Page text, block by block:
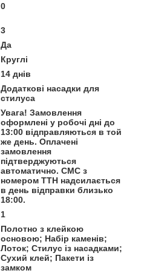
0
3
Да
Круглі
14 днів
Додаткові насадки для
стилуса
Увага! Замовлення
оформлені у робочі дні до
13:00 відправляються в той
же день. Оплачені
замовлення
підтверджуються
автоматично. СМС з
номером ТТН надсилається
в день відправки близько
18:00.
1
Полотно з клейкою
основою; Набір каменів;
Лоток; Стилус із насадками;
Сухий клей; Пакети із
замком